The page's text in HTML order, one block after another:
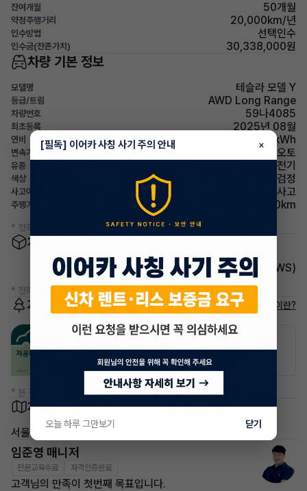
잔여개월 50개월
약정주행거리 20,000km/년
인수방법 선택인수
인수금(잔존가치) 30,338,000원
차량 기본 정보
모델명 테슬라 모델 Y
등급/트림 AWD Long Range
차량번호 59나4085
최초등록 2025년 08월
연비 5.4km/kWh
변속기 오토
유종 전기
색상 검정
사고이력 무사고
주행거리(등록일기준) 19,000km
* 정확한 정보는 판매자와 반드시 확인하시기 바랍니다.
차량 옵션 정보
주행안전 차선이탈경보(LDWS)
* 정확한 정보는 판매자와 반드시 확인하시기 바랍니다.
저공해차량 정보 저공해차량이란?
50% 할인 50% 할인
* 본 정보는 지자체마다 다를 수 있으니 실제 정보와 확인해 주세요.
차량 위치
서울 강서구
임준영 매니저
전문교육수료 자격인증완료
고객님의 만족이 첫번째 목표입니다.
[필독] 이어카 사칭 사기 주의 안내 ×
오늘 하루 그만보기 닫기